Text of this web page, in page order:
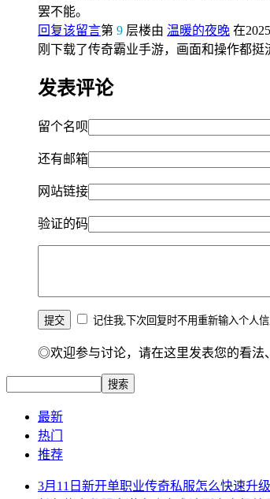
罢不能。
回复该留言第 9 层楼由 温暖的夜晚 在
刚下载了传奇霸业手游，画面和操作都
发表评论
留个名呗
还有邮箱
网站链接
验证的码
记住我,下次回复时不用重新输入个人
◎欢迎参与讨论，请在这里发表您的看法
最新
热门
推荐
3月11日新开单职业传奇私服怎么快速升级